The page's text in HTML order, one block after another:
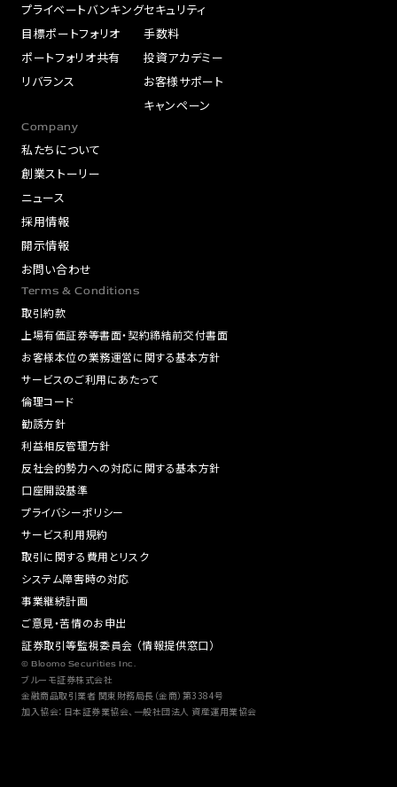
プライベートバンキング
目標ポートフォリオ
ポートフォリオ共有
リバランス
セキュリティ
手数料
投資アカデミー
お客様サポート
キャンペーン
Company
私たちについて
創業ストーリー
ニュース
採用情報
開示情報
お問い合わせ
Terms & Conditions
取引約款
上場有価証券等書面・契約締結前交付書面
お客様本位の業務運営に関する基本方針
サービスのご利用にあたって
倫理コード
勧誘方針
利益相反管理方針
反社会的勢力への対応に関する基本方針
口座開設基準
プライバシーポリシー
サービス利用規約
取引に関する費用とリスク
システム障害時の対応
事業継続計画
ご意見・苦情のお申出
証券取引等監視委員会 （情報提供窓口）
© Bloomo Securities Inc.
ブルーモ証券株式会社
金融商品取引業者 関東財務局長（金商）第3384号
加入協会：日本証券業協会、一般社団法人 資産運用業協会